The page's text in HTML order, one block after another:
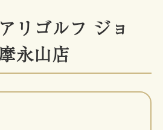
リゴルフ ジョ
永山店